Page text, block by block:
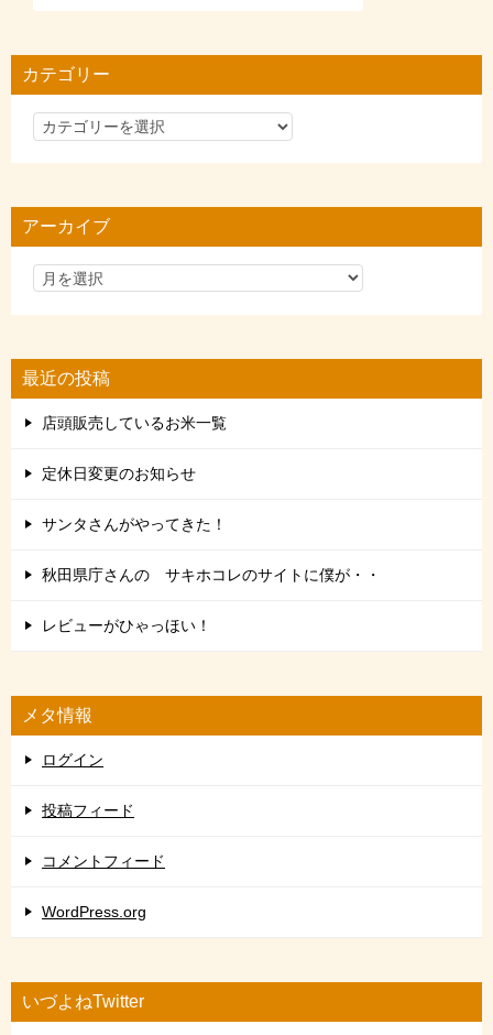
カテゴリー
カ
リ
アーカイブ
最近の投稿
店頭販売しているお米一覧
定休日変更のお知らせ
サンタさんがやってきた！
秋田県庁さんの サキホコレのサイトに僕が・・
レビューがひゃっほい！
メタ情報
ログイン
投稿フィード
コメントフィード
WordPress.org
いづよねTwitter